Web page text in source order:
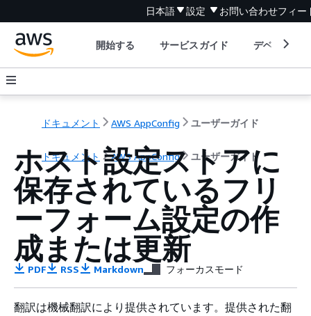
日本語 設定 お問い合わせフィー
開始する サービスガイド デベロッパ
ドキュメント AWS AppConfig ユーザーガイド
ドキュメント AWS AppConfig ユーザーガイド
ホスト設定ストアに
保存されているフリ
ーフォーム設定の作
成または更新
PDF RSS Markdown フォーカスモード
翻訳は機械翻訳により提供されています。提供された翻